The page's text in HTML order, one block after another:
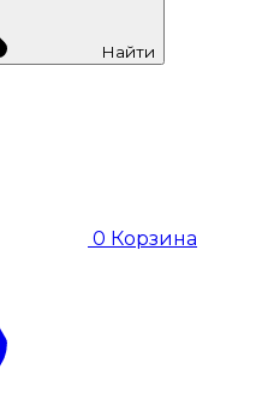
Найти
0 Корзина